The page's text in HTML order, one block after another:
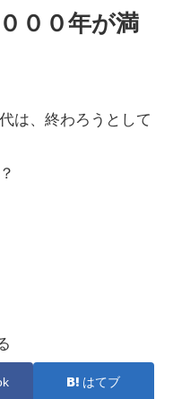
００年が満
は、終わろうとして
はてブ